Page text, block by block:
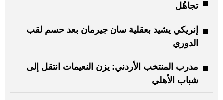
تجاهُل
إنريكي يشيد بعقلية سان جيرمان بعد حسم لقب
الدوري
مدرب المنتخب الأردني: يزن النعيمات انتقل إلى
شباب الأهلي